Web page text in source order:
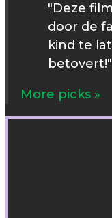
"Deze
door de
kind te
betovert!"
More picks